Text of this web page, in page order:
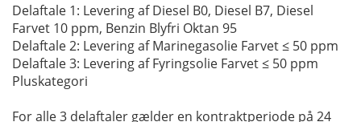
Delaftale 1: Levering af Diesel B0, Diesel B7, Diesel
Farvet 10 ppm, Benzin Blyfri Oktan 95
Delaftale 2: Levering af Marinegasolie Farvet ≤ 50 ppm
Delaftale 3: Levering af Fyringsolie Farvet ≤ 50 ppm
Pluskategori
For alle 3 delaftaler gælder en kontraktperiode på 24